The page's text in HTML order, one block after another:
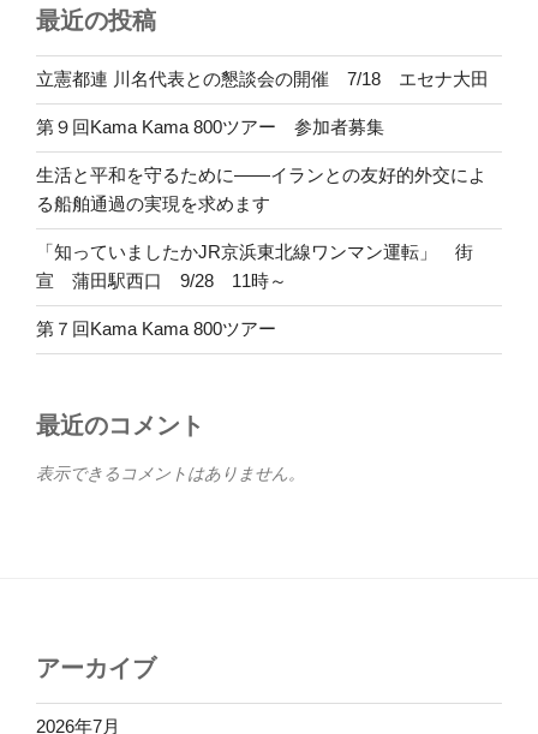
最近の投稿
立憲都連 川名代表との懇談会の開催 7/18 エセナ大田
第９回Kama Kama 800ツアー 参加者募集
生活と平和を守るために――イランとの友好的外交によ
る船舶通過の実現を求めます
「知っていましたかJR京浜東北線ワンマン運転」 街
宣 蒲田駅西口 9/28 11時～
第７回Kama Kama 800ツアー
最近のコメント
表示できるコメントはありません。
アーカイブ
2026年7月